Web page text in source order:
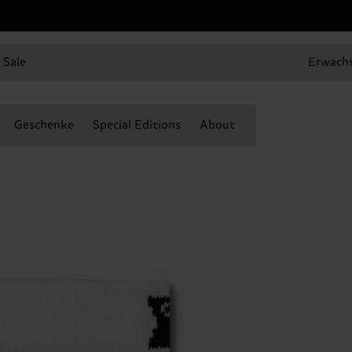
Sale
Geschenke Special Editions About